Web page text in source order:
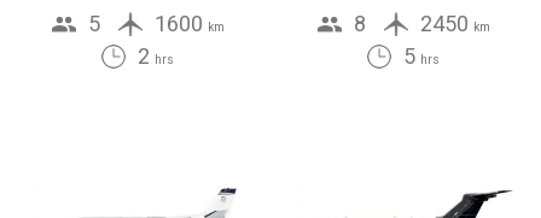
5 1600 km
2 hrs
8 2450 km
5 hrs